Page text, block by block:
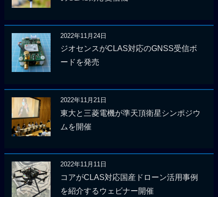
2022年11月24日
ジオセンスがCLAS対応のGNSS受信ボ
ードを発売
2022年11月21日
東大と三菱電機が準天頂衛星シンポジウ
ムを開催
2022年11月11日
コアがCLAS対応国産ドローン活用事例
を紹介するウェビナー開催